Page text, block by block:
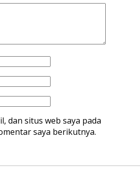
dan situs web saya pada
saya berikutnya.